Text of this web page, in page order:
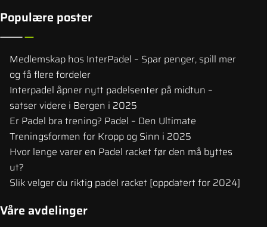
Populære poster
Medlemskap hos InterPadel – Spar penger, spill mer
og få flere fordeler
Interpadel åpner nytt padelsenter på midtun –
satser videre i Bergen i 2025
Er Padel bra trening? Padel – Den Ultimate
Treningsformen for Kropp og Sinn i 2025
Hvor lenge varer en Padel racket før den må byttes
ut?
Slik velger du riktig padel racket [oppdatert for 2024]
Våre avdelinger